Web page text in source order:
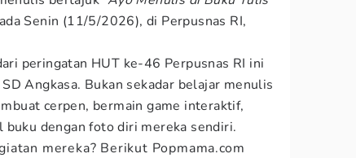
Senin (11/5/2026), di Perpusnas RI,
peringatan HUT ke-46 Perpusnas RI ini
Angkasa. Bukan sekadar belajar menulis
cerpen, bermain game interaktif,
dengan foto diri mereka sendiri.
mereka? Berikut Popmama.com